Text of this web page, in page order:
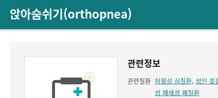
앉아숨쉬기(orthopnea)
관련정보
관련질환 허혈성 심질환, 성인 호
성 폐쇄성 폐질환